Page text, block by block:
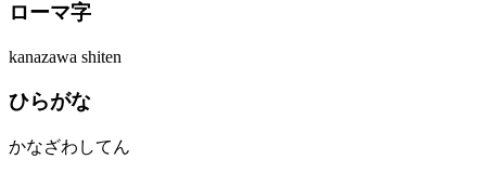
ローマ字
kanazawa shiten
ひらがな
かなざわしてん